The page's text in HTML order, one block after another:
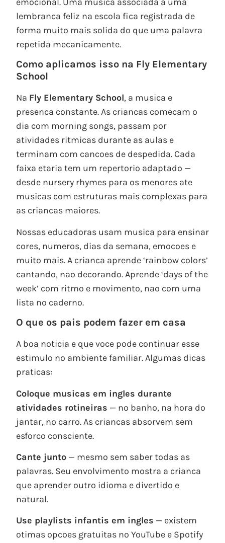
lembranca feliz na escola fica registrada de
forma muito mais solida do que uma palavra
repetida mecanicamente.
Como aplicamos isso na Fly Elementary
School
Na Fly Elementary School, a musica e
presenca constante. As criancas comecam o
dia com morning songs, passam por
atividades ritmicas durante as aulas e
terminam com cancoes de despedida. Cada
faixa etaria tem um repertorio adaptado —
desde nursery rhymes para os menores ate
musicas com estruturas mais complexas para
as criancas maiores.
Nossas educadoras usam musica para ensinar
cores, numeros, dias da semana, emocoes e
muito mais. A crianca aprende ‘rainbow colors’
cantando, nao decorando. Aprende ‘days of the
week’ com ritmo e movimento, nao com uma
lista no caderno.
O que os pais podem fazer em casa
A boa noticia e que voce pode continuar esse
estimulo no ambiente familiar. Algumas dicas
praticas:
Coloque musicas em ingles durante
atividades rotineiras — no banho, na hora do
jantar, no carro. As criancas absorvem sem
esforco consciente.
Cante junto — mesmo sem saber todas as
palavras. Seu envolvimento mostra a crianca
que aprender outro idioma e divertido e
natural.
Use playlists infantis em ingles — existem
otimas opcoes gratuitas no YouTube e Spotify